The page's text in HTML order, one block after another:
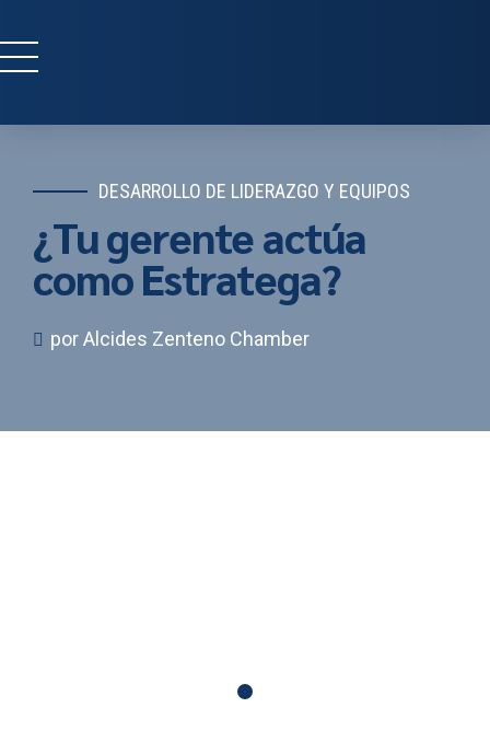
DESARROLLO DE LIDERAZGO Y EQUIPOS
¿Tu gerente actúa
como Estratega?
por Alcides Zenteno Chamber